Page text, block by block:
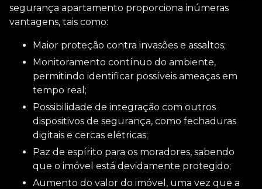
segurança apartamento proporciona inúmeras
vantagens, tais como:
Maior proteção contra invasões e assaltos;
Monitoramento contínuo do ambiente,
permitindo identificar possíveis ameaças em
tempo real;
Possibilidade de integração com outros
dispositivos de segurança, como fechaduras
digitais e cercas elétricas;
Paz de espírito para os moradores, sabendo
que o imóvel está devidamente protegido;
Aumento do valor do imóvel, uma vez que a